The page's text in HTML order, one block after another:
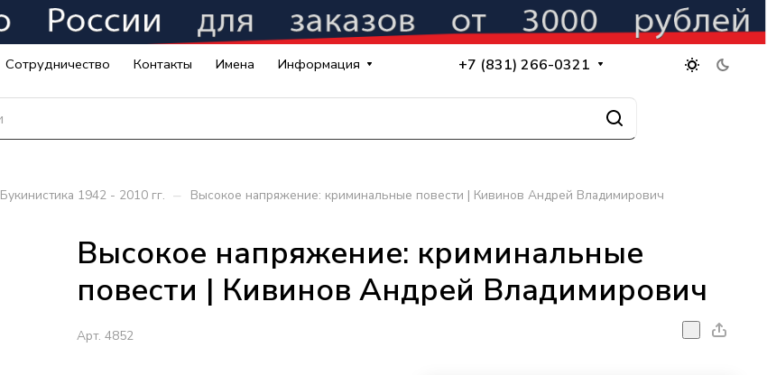
Сотрудничество Контакты Имена Информация +7 (831) 266-0321
Букинистика 1942 - 2010 гг. – Высокое напряжение: криминальные повести | Кивинов Андрей Владимирович
Высокое напряжение: криминальные
повести | Кивинов Андрей Владимирович
Арт. 4852